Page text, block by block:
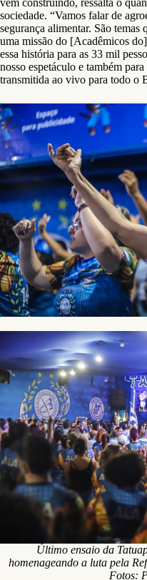
sociedade. “Vamos falar de
segurança alimentar. São
uma missão do [Acadêmicos
essa história para as 33 mil
nosso espetáculo e também
transmitida ao vivo para todo o
Último ensaio da
homenageando a luta pela
Fotos: